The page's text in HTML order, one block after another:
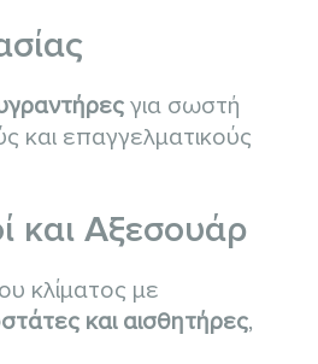
για σωστή
και επαγγελματικούς
και Αξεσουάρ
κλίματος με
και αισθητήρες,